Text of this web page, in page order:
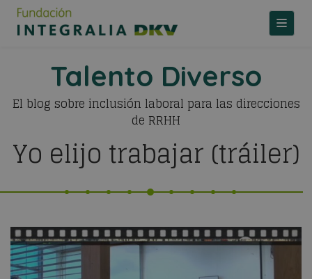
Talento Diverso
El blog sobre inclusión laboral para las direcciones
de RRHH
Yo elijo trabajar (tráiler)